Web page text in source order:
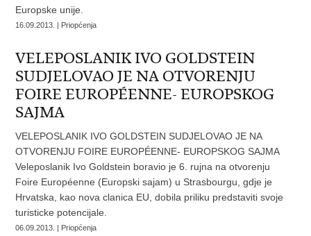
Europske unije.
16.09.2013. | Priopćenja
VELEPOSLANIK IVO GOLDSTEIN
SUDJELOVAO JE NA OTVORENJU
FOIRE EUROPÉENNE- EUROPSKOG
SAJMA
VELEPOSLANIK IVO GOLDSTEIN SUDJELOVAO JE NA
OTVORENJU FOIRE EUROPÉENNE- EUROPSKOG SAJMA
Veleposlanik Ivo Goldstein boravio je 6. rujna na otvorenju
Foire Européenne (Europski sajam) u Strasbourgu, gdje je
Hrvatska, kao nova clanica EU, dobila priliku predstaviti svoje
turisticke potencijale.
06.09.2013. | Priopćenja